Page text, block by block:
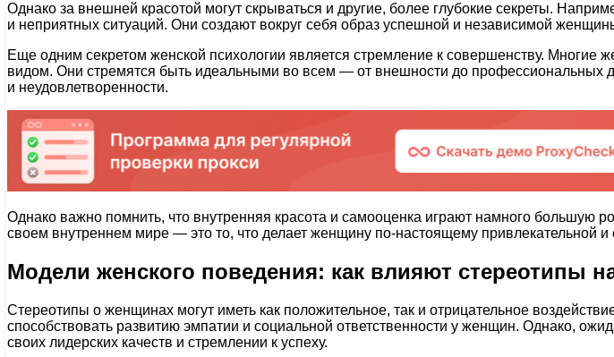
Однако за внешней красотой могут скрываться и другие, более глубокие секреты.
и неприятных ситуаций. Они создают вокруг себя образ успешной и независимой
Еще одним секретом женской психологии является стремление к совершенству.
видом. Они стремятся быть идеальными во всем — от внешности до профессиональных
и неудовлетворенности.
Однако важно помнить, что внутренняя красота и самооценка играют намного
своем внутреннем мире — это то, что делает женщину по-настоящему привлекательной и
Модели женского поведения: как влияют стереотипы
Стереотипы о женщинах могут иметь как положительное, так и отрицательное
способствовать развитию эмпатии и социальной ответственности у женщин. Однако,
своих лидерских качеств и стремлении к успеху.